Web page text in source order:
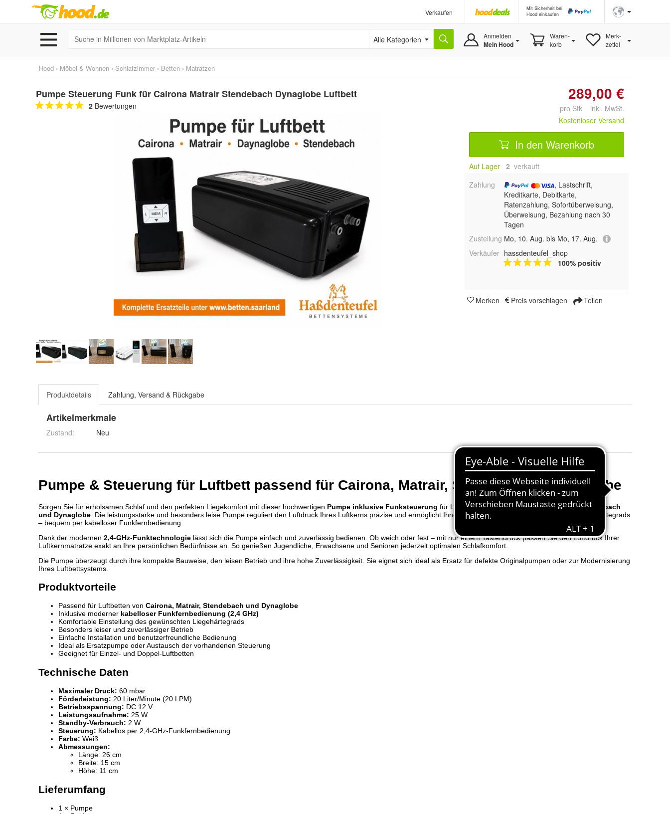
Verkaufen
Mit Sicherheit bei
Hood einkaufen
Alle Kategorien Anmelden
Mein Hood
Waren-
korb
Merk-
zettel
Hood › Möbel & Wohnen › Schlafzimmer › Betten › Matratzen
Pumpe Steuerung Funk für Cairona Matrair Stendebach Dynaglobe Luftbett
2 Bewertungen
289,00 €
pro Stk inkl. MwSt.
Kostenloser Versand
In den Warenkorb
Auf Lager 2 verkauft
Zahlung
, Lastschrift,
Kreditkarte, Debitkarte,
Ratenzahlung, Sofortüberweisung,
Überweisung, Bezahlung nach 30
Tagen
Zustellung Mo, 10. Aug. bis Mo, 17. Aug.
Verkäufer hassdenteufel_shop
100% positiv
Merken Preis vorschlagen Teilen
Produktdetails Zahlung, Versand & Rückgabe
Artikelmerkmale
Zustand: Neu